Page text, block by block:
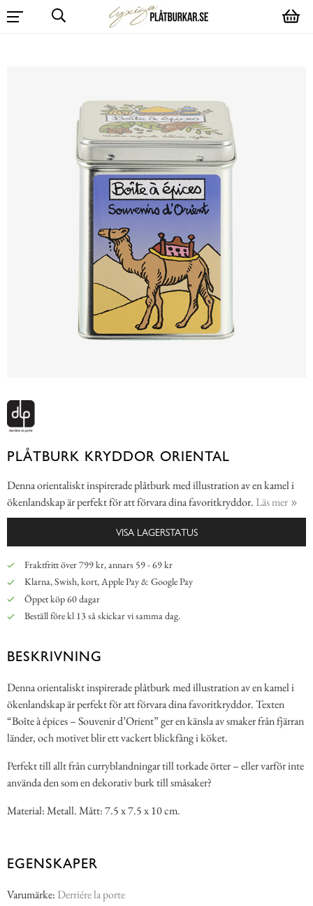
PLÅTBURK KRYDDOR ORIENTAL
Denna orientaliskt inspirerade plåtburk med illustration av en kamel i
ökenlandskap är perfekt för att förvara dina favoritkryddor. Läs mer
VISA LAGERSTATUS
Fraktfritt över 799 kr, annars 59 - 69 kr
Klarna, Swish, kort, Apple Pay & Google Pay
Öppet köp 60 dagar
Beställ före kl 13 så skickar vi samma dag.
BESKRIVNING
Denna orientaliskt inspirerade plåtburk med illustration av en kamel i
ökenlandskap är perfekt för att förvara dina favoritkryddor. Texten
“Boîte à épices – Souvenir d’Orient” ger en känsla av smaker från fjärran
länder, och motivet blir ett vackert blickfång i köket.
Perfekt till allt från curryblandningar till torkade örter – eller varför inte
använda den som en dekorativ burk till småsaker?
Material: Metall. Mått: 7.5 x 7.5 x 10 cm.
EGENSKAPER
Varumärke: Derriére la porte